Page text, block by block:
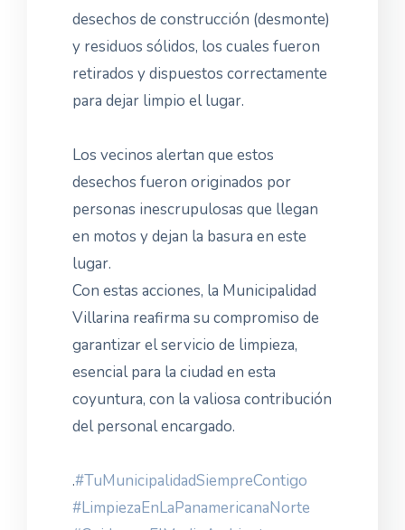
desechos de construcción (desmonte)
y residuos sólidos, los cuales fueron
retirados y dispuestos correctamente
para dejar limpio el lugar.
Los vecinos alertan que estos
desechos fueron originados por
personas inescrupulosas que llegan
en motos y dejan la basura en este
lugar.
Con estas acciones, la Municipalidad
Villarina reafirma su compromiso de
garantizar el servicio de limpieza,
esencial para la ciudad en esta
coyuntura, con la valiosa contribución
del personal encargado.
.#TuMunicipalidadSiempreContigo
#LimpiezaEnLaPanamericanaNorte